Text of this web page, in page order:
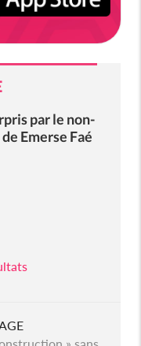
par le non-
Emerse Faé